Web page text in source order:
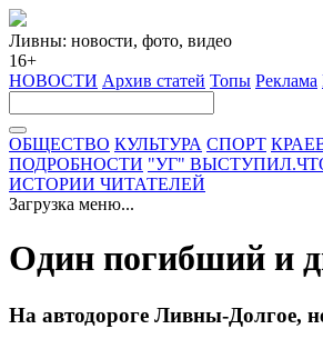
Ливны: новости, фото, видео
16+
НОВОСТИ Архив статей Топы Реклама
ОБЩЕСТВО КУЛЬТУРА СПОРТ
ПОДРОБНОСТИ "УГ"
ИСТОРИИ ЧИТАТЕЛЕЙ
Загрузка меню...
Один погибший и
На автодороге Ливны-Долгое,